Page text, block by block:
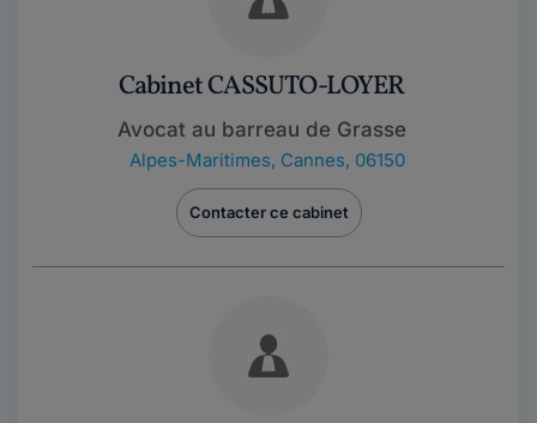
Cabinet CASSUTO-LOYER
Avocat au barreau de Grasse
Alpes-Maritimes, Cannes, 06150
Contacter ce cabinet